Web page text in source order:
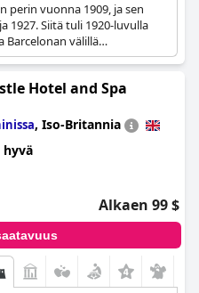
perin vuonna 1909, ja sen
1927. Siitä tuli 1920-luvulla
Barcelonan välillä
suljettiin toisen
uudelleen vuonna 1945.
mutta 1960-luvulla se
vuonna 1969 ja itse hotelli
vuonna 1989, se
alaisuudessa, mutta vuonna
omistajaa. Hotelli
2001, ja kaksi nykyistä
Cité ja kolmen tähden Hôtel
luksushotelliksi. Elokuussa
omistaa useita viehättäviä
näin uuden luvun hotellin
Hotel and Spa
, Iso-Britannia
Alkaen 99 $